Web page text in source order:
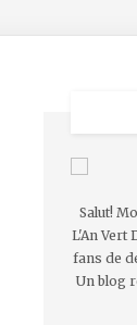
Salut!
L'An Vert
fans de
Un blog